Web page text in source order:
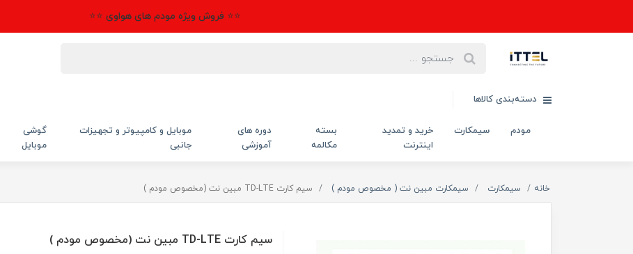
⭐⭐ فروش ویژه مودم های هواوی ⭐⭐
دسته‌بندی کالاها
مودم سیمکارت
خرید و تمدید
اینترنت
بسته
مکالمه
دوره های
آموزشی
موبایل و کامپیوتر و تجهیزات
جانبی
گوشی
موبایل
خانه سیمکارت سیمکارت مبین نت ( مخصوص مودم ) سیم کارت TD-LTE مبین نت (مخصوص مودم )
سیم کارت TD-LTE مبین نت (مخصوص مودم )